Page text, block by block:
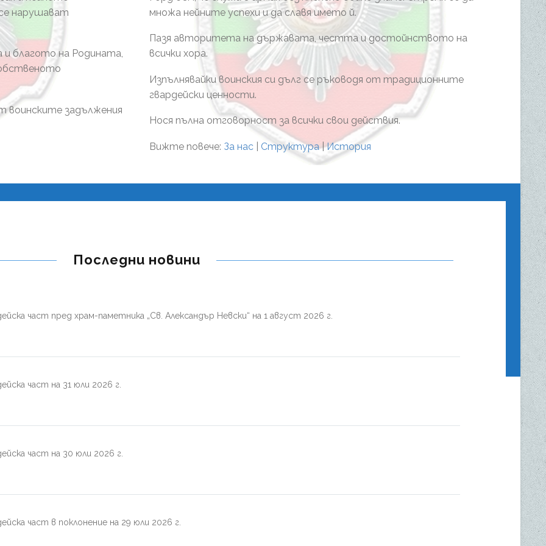
нарушават
и благото на Родината,
воинските задължения
множа нейните успехи и да славя името й.
Пазя авторитета на държавата, честта и достойнството на
всички хора.
Изпълнявайки воинския си дълг се ръководя от традиционните
гвардейски ценности.
Нося пълна отговорност за всички свои действия.
Вижте повече: За нас Структура|История
Последни новини
част пред храм-паметника „Св. Александър Невски“ на 1 август 2026 г.
част на 31 юли 2026 г.
част на 30 юли 2026 г.
част в поклонение на 29 юли 2026 г.